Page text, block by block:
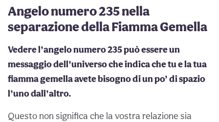
Angelo numero 235 nella
separazione della Fiamma Gemella
Vedere l’angelo numero 235 può essere un
messaggio dell’universo che indica che tu e la tua
fiamma gemella avete bisogno di un po’ di spazio
l’uno dall’altro.
Questo non significa che la vostra relazione sia